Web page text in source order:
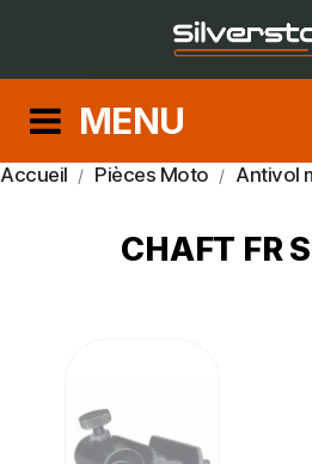
MENU
Accueil Pièces Moto Antivol
CHAFT FR